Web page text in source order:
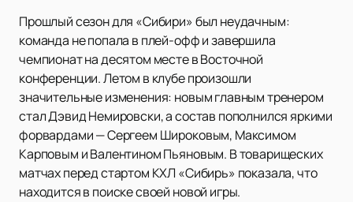
Прошлый сезон для «Сибири» был неудачным:
команда не попала в плей-офф и завершила
чемпионат на десятом месте в Восточной
конференции. Летом в клубе произошли
значительные изменения: новым главным тренером
стал Дэвид Немировски, а состав пополнился яркими
форвардами — Сергеем Широковым, Максимом
Карповым и Валентином Пьяновым. В товарищеских
матчах перед стартом КХЛ «Сибирь» показала, что
находится в поиске своей новой игры.